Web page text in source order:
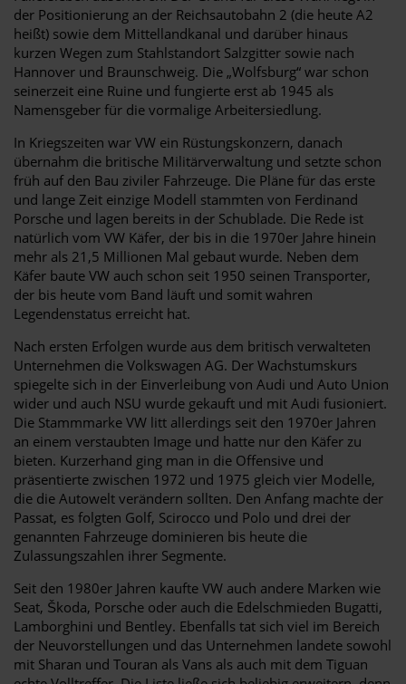
der Positionierung an der Reichsautobahn 2 (die heute A2
heißt) sowie dem Mittellandkanal und darüber hinaus
kurzen Wegen zum Stahlstandort Salzgitter sowie nach
Hannover und Braunschweig. Die „Wolfsburg“ war schon
seinerzeit eine Ruine und fungierte erst ab 1945 als
Namensgeber für die vormalige Arbeitersiedlung.
In Kriegszeiten war VW ein Rüstungskonzern, danach
übernahm die britische Militärverwaltung und setzte schon
früh auf den Bau ziviler Fahrzeuge. Die Pläne für das erste
und lange Zeit einzige Modell stammten von Ferdinand
Porsche und lagen bereits in der Schublade. Die Rede ist
natürlich vom VW Käfer, der bis in die 1970er Jahre hinein
mehr als 21,5 Millionen Mal gebaut wurde. Neben dem
Käfer baute VW auch schon seit 1950 seinen Transporter,
der bis heute vom Band läuft und somit wahren
Legendenstatus erreicht hat.
Nach ersten Erfolgen wurde aus dem britisch verwalteten
Unternehmen die Volkswagen AG. Der Wachstumskurs
spiegelte sich in der Einverleibung von Audi und Auto Union
wider und auch NSU wurde gekauft und mit Audi fusioniert.
Die Stammmarke VW litt allerdings seit den 1970er Jahren
an einem verstaubten Image und hatte nur den Käfer zu
bieten. Kurzerhand ging man in die Offensive und
präsentierte zwischen 1972 und 1975 gleich vier Modelle,
die die Autowelt verändern sollten. Den Anfang machte der
Passat, es folgten Golf, Scirocco und Polo und drei der
genannten Fahrzeuge dominieren bis heute die
Zulassungszahlen ihrer Segmente.
Seit den 1980er Jahren kaufte VW auch andere Marken wie
Seat, Škoda, Porsche oder auch die Edelschmieden Bugatti,
Lamborghini und Bentley. Ebenfalls tat sich viel im Bereich
der Neuvorstellungen und das Unternehmen landete sowohl
mit Sharan und Touran als Vans als auch mit dem Tiguan